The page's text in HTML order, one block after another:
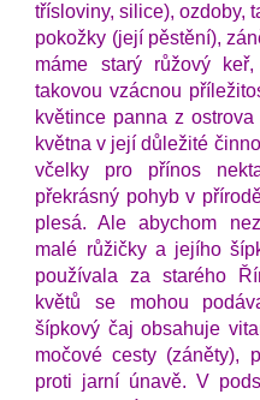
třísloviny, silice), ozdoby,
pokožky (její pěstění),
máme starý růžový
takovou vzácnou
květince panna z
května v její důležité
včelky pro přínos
překrásný pohyb v
plesá. Ale abychom
malé růžičky a jejího
používala za starého
květů se mohou
šípkový čaj obsahuje
močové cesty (záněty),
proti jarní únavě. V